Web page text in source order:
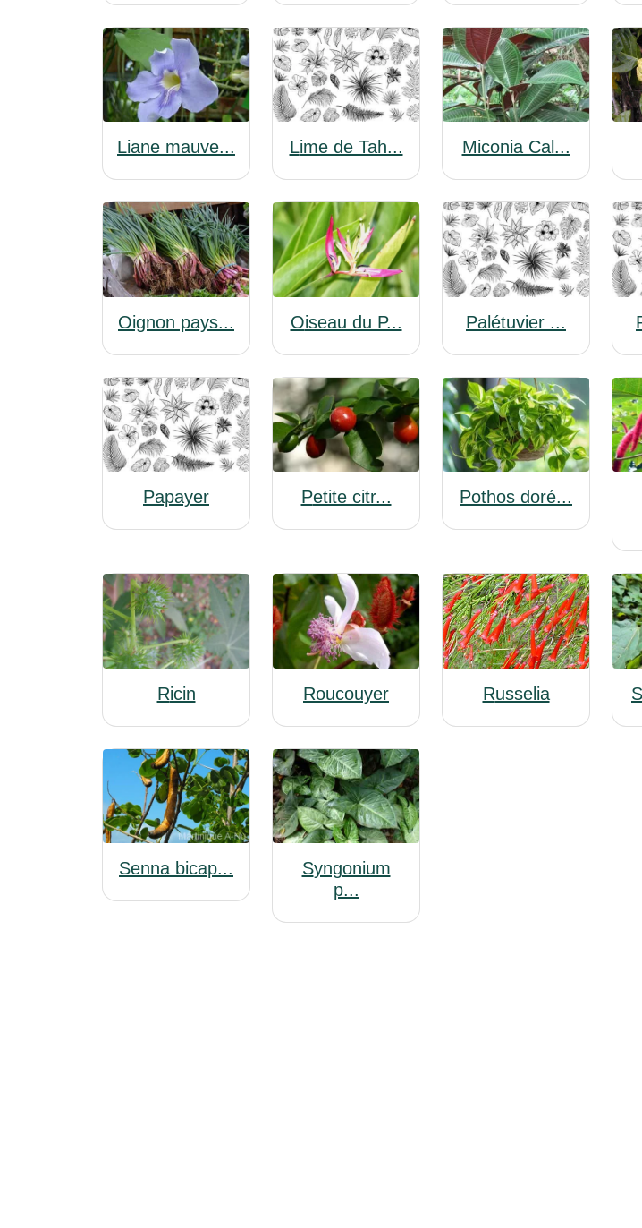
Liane mauve... Lime de Tah... Miconia Cal...
Oignon pays... Oiseau du P... Palétuvier ...
Papayer Petite citr... Pothos doré...
Ricin Roucouyer Russelia
Senna bicap...
Syngonium
p...